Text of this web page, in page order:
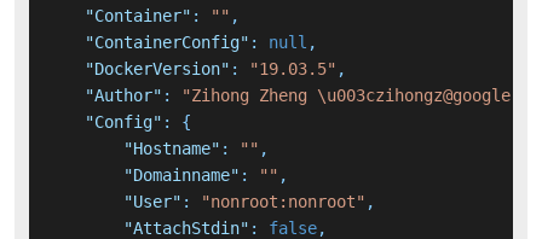
"Container" : "" ,
"ContainerConfig" : null ,
"DockerVersion" : "19.03.5" ,
"Author" :
"Zihong Zheng
"Config" :
{
"Hostname" : "" ,
"Domainname" : "" ,
"User" : "nonroot:nonroot" ,
"AttachStdin" : false,